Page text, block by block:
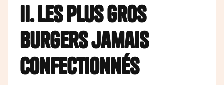
II. Les plus gros
burgers jamais
confectionnés